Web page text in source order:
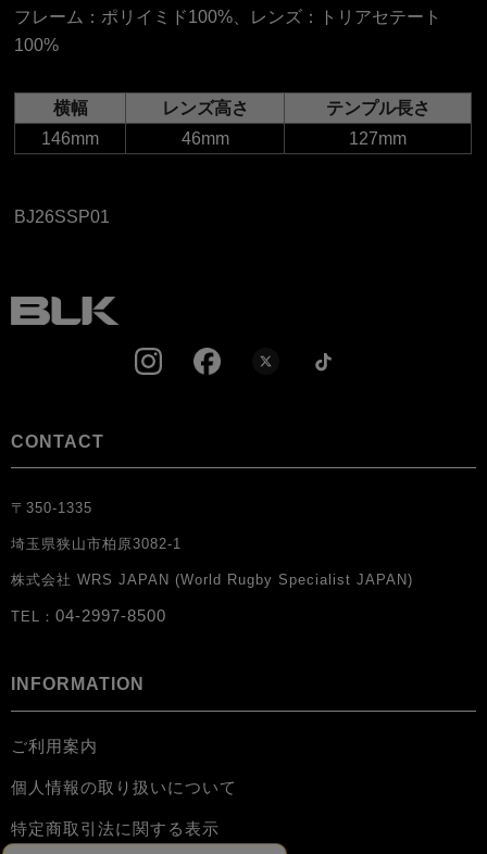
フレーム：ポリイミド100%、レンズ：トリアセテート
100%
横幅 レンズ高さ
テンプル長さ
146mm
46mm 127mm
BJ26SSP01
CONTACT
〒350-1335
埼玉県狭山市柏原3082-1
株式会社 WRS JAPAN (World Rugby Specialist JAPAN)
TEL： 04-2997-8500
INFORMATION
ご利用案内
個人情報の取り扱いについて
特定商取引法に関する表示